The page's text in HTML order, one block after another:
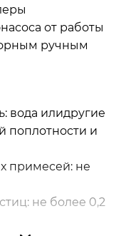
от работы
ручным
вода илидругие
поплотности и
примесей: не
не более 0,2